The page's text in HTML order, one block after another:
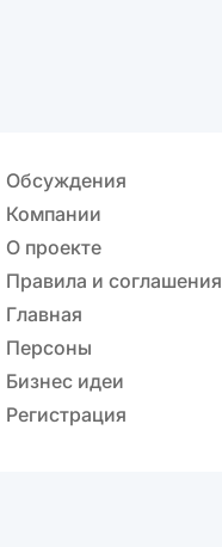
Обсуждения
Компании
О проекте
Правила и соглашения
Главная
Персоны
Бизнес идеи
Регистрация